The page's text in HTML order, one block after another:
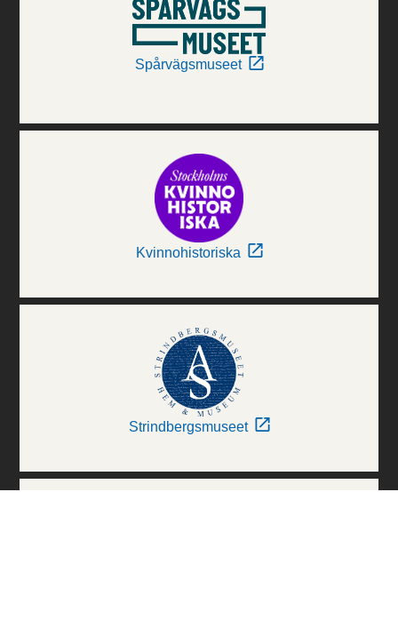
Spårvägsmuseet
Kvinnohistoriska
Strindbergsmuseet